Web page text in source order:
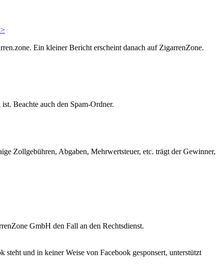
Ein kleiner Bericht erscheint danach auf ZigarrenZone.
Beachte auch den Spam-Ordner.
Zollgebühren, Abgaben, Mehrwertsteuer, etc. trägt der Gewinner,
GmbH den Fall an den Rechtsdienst.
und in keiner Weise von Facebook gesponsert, unterstützt